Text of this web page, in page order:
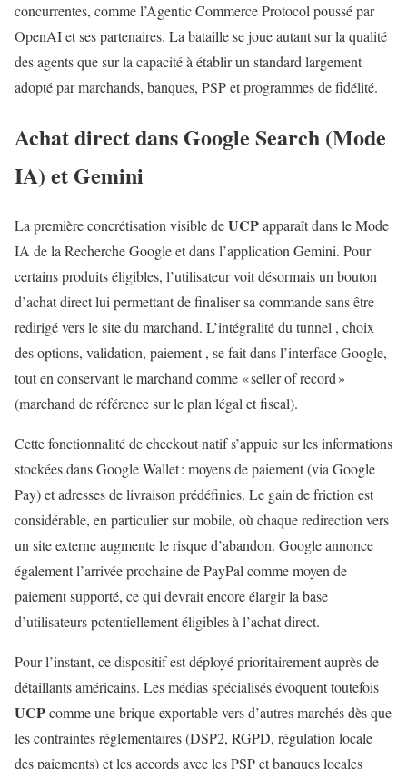
concurrentes, comme l’Agentic Commerce Protocol poussé par
OpenAI et ses partenaires. La bataille se joue autant sur la qualité
des agents que sur la capacité à établir un standard largement
adopté par marchands, banques, PSP et programmes de fidélité.
Achat direct dans Google Search (Mode
IA) et Gemini
La première concrétisation visible deUCPapparaît dans le Mode
IA de la Recherche Google et dans l’application Gemini. Pour
certains produits éligibles, l’utilisateur voit désormais un bouton
d’achat direct lui permettant de finaliser sa commande sans être
redirigé vers le site du marchand. L’intégralité du tunnel , choix
des options, validation, paiement , se fait dans l’interface Google,
tout en conservant le marchand comme « seller of record »
(marchand de référence sur le plan légal et fiscal).
Cette fonctionnalité de checkout natif s’appuie sur les informations
stockées dans Google Wallet : moyens de paiement (via Google
Pay) et adresses de livraison prédéfinies. Le gain de friction est
considérable, en particulier sur mobile, où chaque redirection vers
un site externe augmente le risque d’abandon. Google annonce
également l’arrivée prochaine de PayPal comme moyen de
paiement supporté, ce qui devrait encore élargir la base
d’utilisateurs potentiellement éligibles à l’achat direct.
Pour l’instant, ce dispositif est déployé prioritairement auprès de
détaillants américains. Les médias spécialisés évoquent toutefois
UCPcomme une brique exportable vers d’autres marchés dès que
les contraintes réglementaires (DSP2, RGPD, régulation locale
des paiements) et les accords avec les PSP et banques locales